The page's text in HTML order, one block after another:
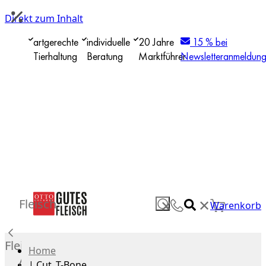
Direkt zum Inhalt
artgerechte
Tierhaltung
individuelle
Beratung
20 Jahre
Marktführer
15 % bei
Newsletteranmeldung
✕ ✕Warenkorb
Fleisch
Fleisch
Alle
Home